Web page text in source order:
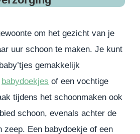
om het gezicht van je
uur schoon te maken. Je kunt
gemakkelijk
babydoekjes of een vochtige
tijdens het schoonmaken ook
schoon, evenals achter de
zeep. Een babydoekje of een